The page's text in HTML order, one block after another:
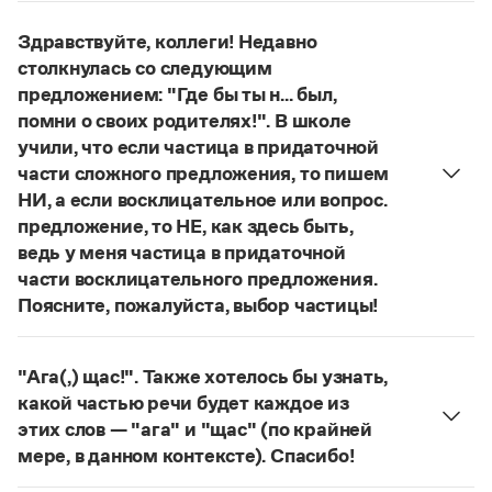
Справочники
Правила русской орфографии и пунктуации
Русский язык. Краткий теоретический курс
для школьников
Справочник по пунктуации
Словарь-справочник трудностей
Справочник по фразеологии
Азбучные истины
Журнал
Управление в русском языке
Словарь методических терминов
Правила русской орфографии и пунктуации
Здравствуйте, коллеги! Недавно
столкнулась со следующим
предложением: "Где бы ты н... был,
помни о своих родителях!". В школе
учили, что если частица в придаточной
части сложного предложения, то пишем
НИ, а если восклицательное или вопрос.
предложение, то НЕ, как здесь быть,
ведь у меня частица в придаточной
части восклицательного предложения.
Поясните, пожалуйста, выбор частицы!
Правильно:Где бы ты ни был, помни о своих
восклицательных предложениях: Где ты только
не был!
"Ага(,) щас!". Также хотелось бы узнать,
какой частью речи будет каждое из
этих слов — "ага" и "щас" (по крайней
мере, в данном контексте). Спасибо!
Ага—частица, которая в данном случае